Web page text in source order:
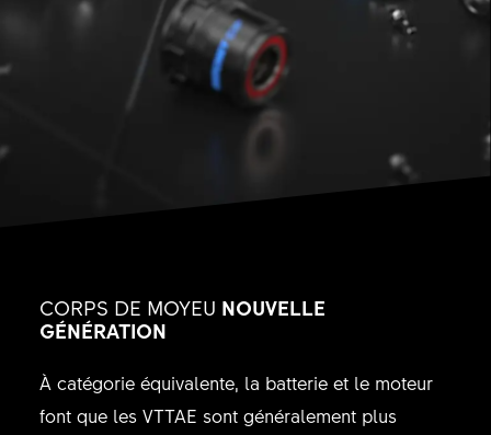
CORPS DE MOYEU NOUVELLE
GÉNÉRATION
À catégorie équivalente, la batterie et le moteur
font que les VTTAE sont généralement plus